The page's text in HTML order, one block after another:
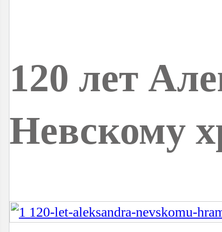
120 лет
Невскому